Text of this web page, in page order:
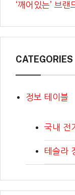
‘깨어있는’ 브랜
CATEGORIES
정보 테이블
국내 전
테슬라